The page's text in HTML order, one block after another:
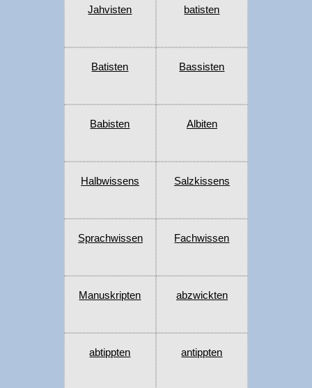
Jahvisten batisten
Batisten Bassisten
Babisten Albiten
Halbwissens Salzkissens
Sprachwissen Fachwissen
Manuskripten abzwickten
abtippten antippten